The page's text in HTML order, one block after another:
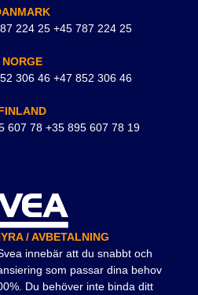
224 25 +45 787 224 25
NORGE
306 46 +47 852 306 46
607 78 +35 895 607 78 19
/ AVBETALNING
innebär att du snabbt och
som passar dina behov
Du behöver inte binda ditt